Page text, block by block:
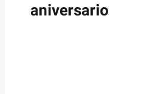
aniversario